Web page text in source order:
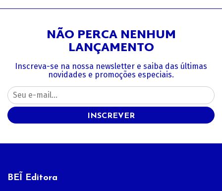
NÃO PERCA NENHUM
LANÇAMENTO
Inscreva-se na nossa newsletter e saiba das últimas
novidades e promoções especiais.
INSCREVER
BEĨ Editora